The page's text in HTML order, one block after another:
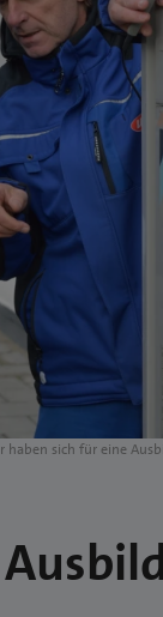
sich für eine